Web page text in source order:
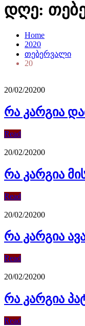
დღე:
Home
2020
თებერვალი
20
20/02/20200
რა კარგია
Read
20/02/20200
რა კარგია
Read
20/02/20200
რა კარგია
Read
20/02/20200
რა კარგია
Read